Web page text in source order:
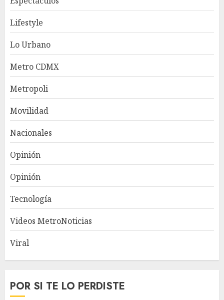
Lifestyle
Lo Urbano
Metro CDMX
Metropoli
Movilidad
Nacionales
Opinión
Opinión
Tecnología
Videos MetroNoticias
Viral
POR SI TE LO PERDISTE